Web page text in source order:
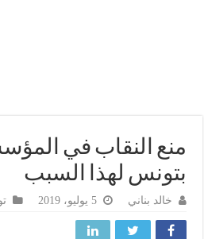
النقاب في
لهذا السبب
خالد بناني تونس